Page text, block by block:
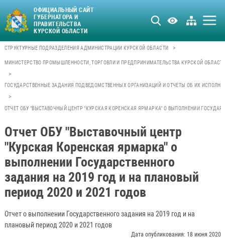
ОФИЦИАЛЬНЫЙ САЙТ
ГУБЕРНАТОРА И
ПРАВИТЕЛЬСТВА
КУРСКОЙ ОБЛАСТИ
СТРУКТУРНЫЕ ПОДРАЗДЕЛЕНИЯ АДМИНИСТРАЦИИ КУРСКОЙ ОБЛАСТИ >
МИНИСТЕРСТВО ПРОМЫШЛЕННОСТИ, ТОРГОВЛИ И ПРЕДПРИНИМАТЕЛЬСТВА КУРСКОЙ
>
ГОСУДАРСТВЕННЫЕ ЗАДАНИЯ ПОДВЕДОМСТВЕННЫХ ОРГАНИЗАЦИЙ И ОТЧЕТЫ ОБ ИХ
>
ОТЧЕТ ОБУ "ВЫСТАВОЧНЫЙ ЦЕНТР "КУРСКАЯ КОРЕНСКАЯ ЯРМАРКА" О ВЫПОЛНЕНИИ
Отчет ОБУ "Выставочный центр
"Курская Коренская ярмарка" о
выполнении Государственного
задания на 2019 год и на плановый
период 2020 и 2021 годов
Отчет о выполнении Государственного задания на 2019 год и на
плановый период 2020 и 2021 годов
Дата опубликования: 18 июня 2020